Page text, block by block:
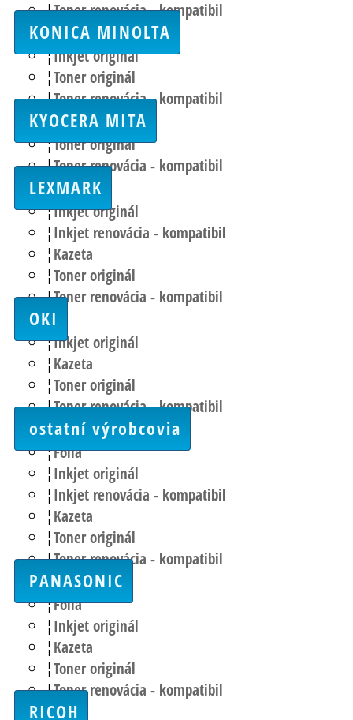
Toner renovácia - kompatibil
KONICA MINOLTA
Inkjet originál
Toner originál
Toner renovácia - kompatibil
KYOCERA MITA
Toner originál
Toner renovácia - kompatibil
LEXMARK
Inkjet originál
Inkjet renovácia - kompatibil
Kazeta
Toner originál
Toner renovácia - kompatibil
OKI
Inkjet originál
Kazeta
Toner originál
Toner renovácia - kompatibil
ostatní výrobcovia
Fólia
Inkjet originál
Inkjet renovácia - kompatibil
Kazeta
Toner originál
Toner renovácia - kompatibil
PANASONIC
Fólia
Inkjet originál
Kazeta
Toner originál
Toner renovácia - kompatibil
RICOH